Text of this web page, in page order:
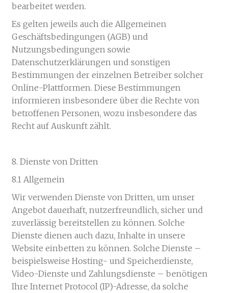
bearbeitet werden.
Es gelten jeweils auch die Allgemeinen
Geschäftsbedingungen (AGB) und
Nutzungsbedingungen sowie
Datenschutzerklärungen und sonstigen
Bestimmungen der einzelnen Betreiber solcher
Online-Plattformen. Diese Bestimmungen
informieren insbesondere über die Rechte von
betroffenen Personen, wozu insbesondere das
Recht auf Auskunft zählt.
8. Dienste von Dritten
8.1 Allgemein
Wir verwenden Dienste von Dritten, um unser
Angebot dauerhaft, nutzerfreundlich, sicher und
zuverlässig bereitstellen zu können. Solche
Dienste dienen auch dazu, Inhalte in unsere
Website einbetten zu können. Solche Dienste –
beispielsweise Hosting- und Speicherdienste,
Video-Dienste und Zahlungsdienste – benötigen
Ihre Internet Protocol (IP)-Adresse, da solche